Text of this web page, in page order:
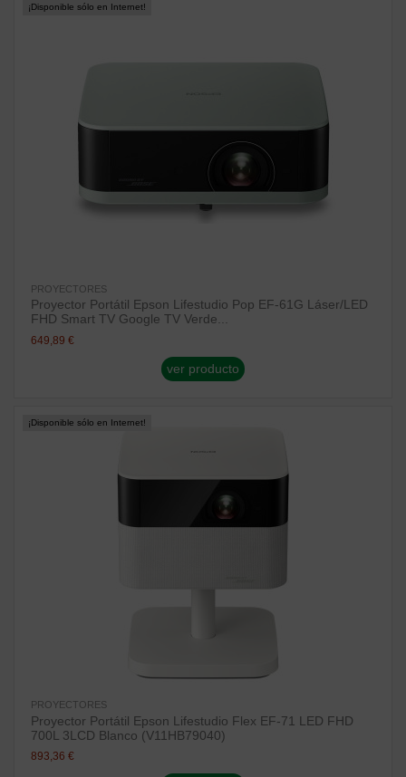
¡Disponible sólo en Internet!
PROYECTORES
Proyector Portátil Epson Lifestudio Pop EF-61G Láser/LED
FHD Smart TV Google TV Verde...
649,89 €
ver producto
¡Disponible sólo en Internet!
PROYECTORES
Proyector Portátil Epson Lifestudio Flex EF-71 LED FHD
700L 3LCD Blanco (V11HB79040)
893,36 €